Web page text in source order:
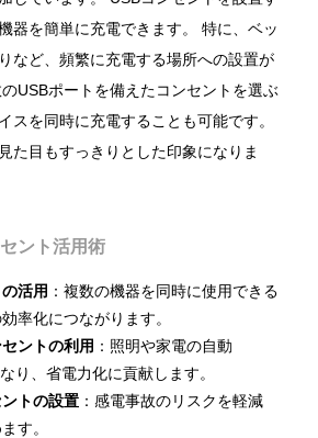
器を簡単に充電できます。 特に、ベッ
など、頻繁に充電する場所への設置が
USBポートを備えたコンセントを選ぶ
スを同時に充電することも可能です。
た目もすっきりとした印象になりま
ント活用術
活用 ：複数の機器を同時に使用できる
率化につながります。
ントの利用 ：照明や家電の自動
り、省電力化に貢献します。
トの設置 ：感電事故のリスクを軽減
す。